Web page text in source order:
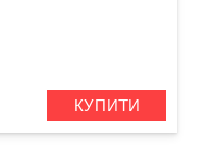
КУПИТИ